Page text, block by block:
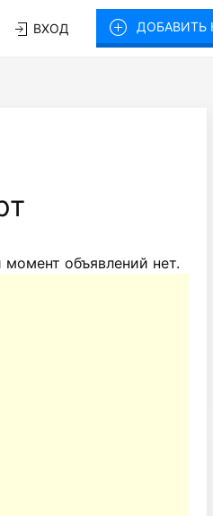
ВХОД
объявлений нет.